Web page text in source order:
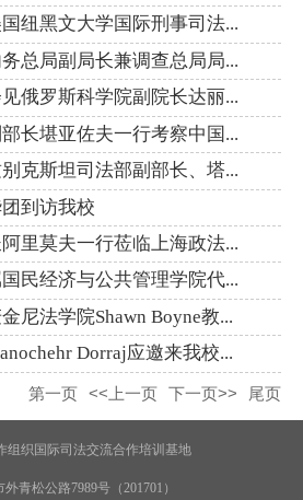
纽黑文大学国际刑事司法...
总局副局长兼调查总局局...
俄罗斯科学院副院长达丽...
长堪亚佐夫一行考察中国...
克斯坦司法部副部长、塔...
到访我校
里莫夫一行莅临上海政法...
民经济与公共管理学院代...
尼法学院Shawn Boyne教...
Dorraj应邀来我校...
第一页 <<上一页 下一页>> 尾页
组织国际司法交流合作培训基地
青松公路7989号（201701）